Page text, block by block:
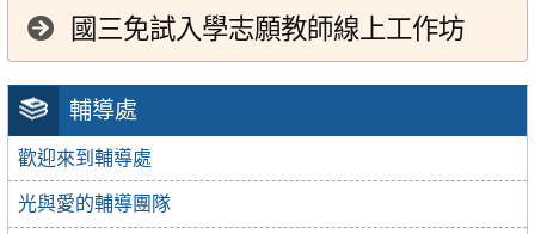
輔導處
歡迎來到輔導處
光與愛的輔導團隊
國三免試入學志願教師線上工作坊